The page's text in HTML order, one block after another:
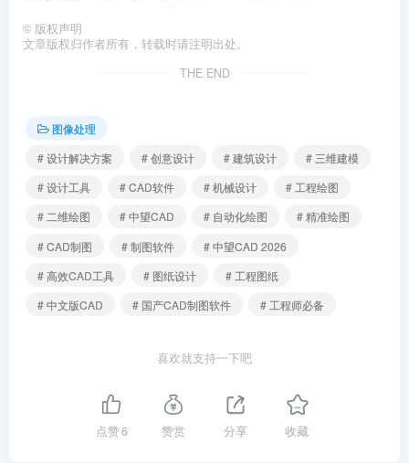
© 版权声明
文章版权归作者所有，转载时请注明出处。
THE END
图像处理
# 设计解决方案
# 创意设计 # 建筑设计
# 三维建模
# 设计工具
# CAD软件 # 机械设计
# 工程绘图
# 二维绘图
# 中望CAD # 自动化绘图
# 精准绘图
# CAD制图
# 制图软件
# 中望CAD 2026
# 高效CAD工具
# 图纸设计
# 工程图纸
# 中文版CAD
# 国产CAD制图软件 # 工程师必备
喜欢就支持一下吧
点赞6 赞赏 分享 收藏